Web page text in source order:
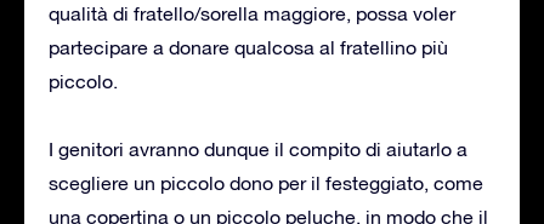
qualità di fratello/sorella maggiore, possa voler
partecipare a donare qualcosa al fratellino più
piccolo.
I genitori avranno dunque il compito di aiutarlo a
scegliere un piccolo dono per il festeggiato, come
una copertina o un piccolo peluche, in modo che il